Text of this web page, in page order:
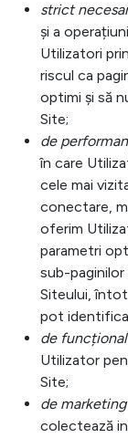
strict
și a
Utilizatori
riscul ca
optimi și să
Site;
de
în care
cele mai
conectare,
oferim
parametri
sub-paginilor
Siteului,
pot identifica
de
Utilizator
Site;
de
colectează